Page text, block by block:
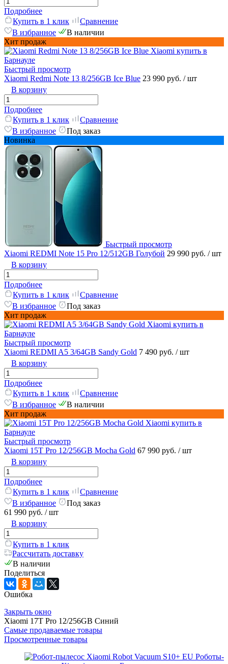
Подробнее
Купить в 1 клик
Сравнение
В избранное
В наличии
Хит продаж
Быстрый просмотр
Xiaomi Redmi Note 13 8/256GB Ice Blue 23 990 руб. / шт
В корзину
Подробнее
Купить в 1 клик
Сравнение
В избранное
Под заказ
Новинка
Быстрый просмотр
Xiaomi REDMI Note 15 Pro 12/512GB Голубой 29 990 руб. / шт
В корзину
Подробнее
Купить в 1 клик
Сравнение
В избранное
Под заказ
Хит продаж
Быстрый просмотр
Xiaomi REDMI A5 3/64GB Sandy Gold 7 490 руб. / шт
В корзину
Подробнее
Купить в 1 клик
Сравнение
В избранное
В наличии
Хит продаж
Быстрый просмотр
Xiaomi 15T Pro 12/256GB Mocha Gold 67 990 руб. / шт
В корзину
Подробнее
Купить в 1 клик
Сравнение
В избранное
Под заказ
61 990 руб. / шт
В корзину
Купить в 1 клик
Рассчитать доставку
В наличии
Поделиться
Ошибка
Закрыть окно
Xiaomi 17T Pro 12/256GB Синий
Самые продаваемые товары
Просмотренные товары